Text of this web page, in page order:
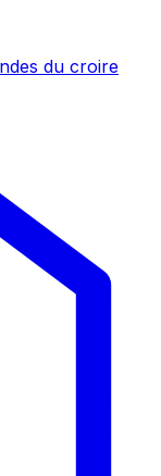
du croire